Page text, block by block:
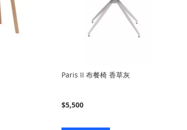
Paris II 布餐椅 香草灰
$5,500